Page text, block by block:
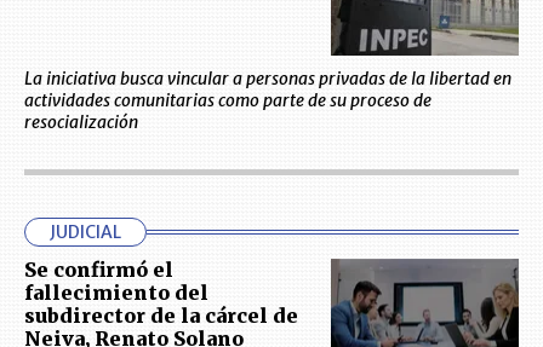
La iniciativa busca vincular a personas privadas de la libertad en
actividades comunitarias como parte de su proceso de
resocialización
JUDICIAL
Se confirmó el
fallecimiento del
subdirector de la cárcel de
Neiva, Renato Solano